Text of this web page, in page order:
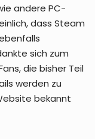
andere PC-
dass Steam
sich zum
die bisher Teil
werden zu
bekannt